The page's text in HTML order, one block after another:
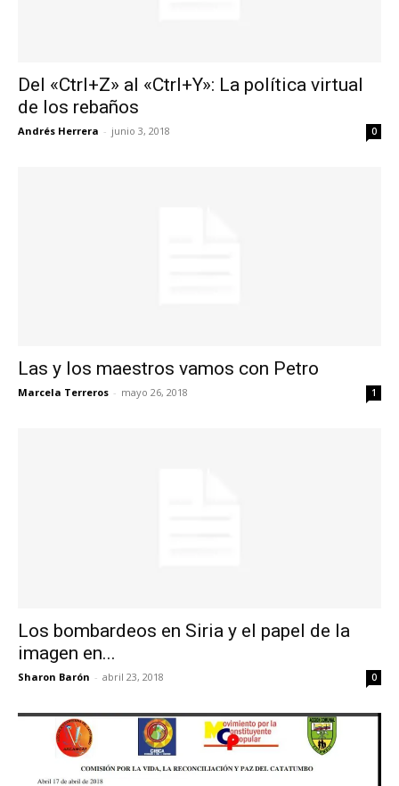
Del «Ctrl+Z» al «Ctrl+Y»: La política virtual
de los rebaños
Andrés Herrera - junio 3, 2018 0
Las y los maestros vamos con Petro
Marcela Terreros - mayo 26, 2018 1
Los bombardeos en Siria y el papel de la
imagen en...
Sharon Barón - abril 23, 2018 0